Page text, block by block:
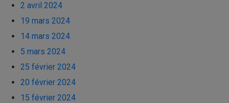
2 avril 2024
19 mars 2024
14 mars 2024
5 mars 2024
25 février 2024
20 février 2024
15 février 2024